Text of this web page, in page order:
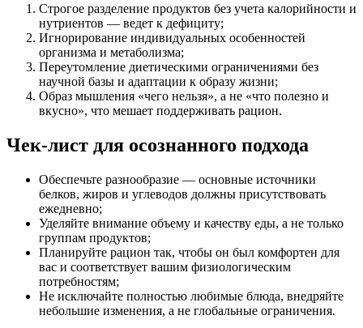
Строгое разделение продуктов без учета калорийности и
нутриентов — ведет к дефициту;
Игнорирование индивидуальных особенностей
организма и метаболизма;
Переутомление диетическими ограничениями без
научной базы и адаптации к образу жизни;
Образ мышления «чего нельзя», а не «что полезно и
вкусно», что мешает поддерживать рацион.
Чек-лист для осознанного подхода
Обеспечьте разнообразие — основные источники
белков, жиров и углеводов должны присутствовать
ежедневно;
Уделяйте внимание объему и качеству еды, а не только
группам продуктов;
Планируйте рацион так, чтобы он был комфортен для
вас и соответствует вашим физиологическим
потребностям;
Не исключайте полностью любимые блюда, внедряйте
небольшие изменения, а не глобальные ограничения.